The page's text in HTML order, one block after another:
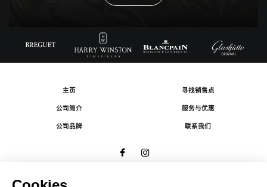
主页
公司简介
公司品牌
寻找销售点
服务与优惠
联系我们